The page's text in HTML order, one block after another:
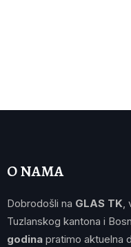
O NAMA
Dobrodošli na GLAS TK
Tuzlanskog kantona i
godina pratimo aktuelna